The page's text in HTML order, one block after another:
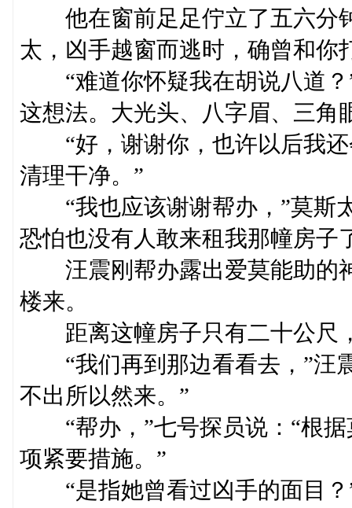
他在窗前足足佇立了五六分
太，凶手越窗而逃时，确曾和你
“难道你怀疑我在胡说八道？
这想法。大光头、八字眉、三
“好，谢谢你，也许以后我还
清理干净。”
“我也应该谢谢帮办，”莫斯
恐怕也没有人敢来租我那幢房子
汪震刚帮办露出爱莫能助的
楼来。
距离这幢房子只有二十公尺
“我们再到那边看看去，”汪
不出所以然来。”
“帮办，”七号探员说：“根据
项紧要措施。”
“是指她曾看过凶手的面目？